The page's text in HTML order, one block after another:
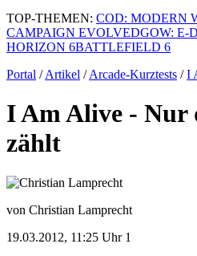
TOP-THEMEN: COD: MODERN
CAMPAIGN EVOLVEDGOW: E-
HORIZON 6BATTLEFIELD 6
Portal /Artikel /Arcade-Kurztests /I
I Am Alive - Nur
zählt
von Christian Lamprecht
19.03.2012, 11:25 Uhr1